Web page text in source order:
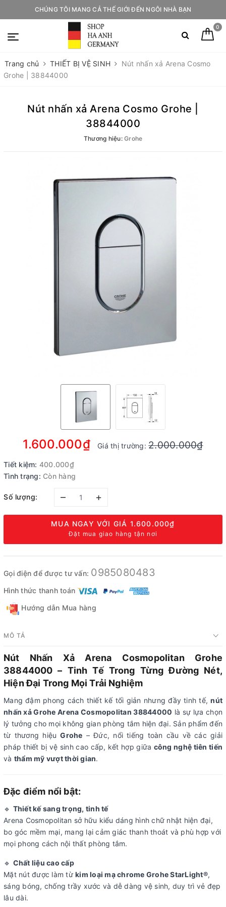
CHÚNG TÔI MANG CẢ THẾ GIỚI ĐẾN NGÔI NHÀ BẠN
0
Trang chủ THIẾT BỊ VỆ SINH
Nút nhấn xả Arena Cosmo
Grohe | 38844000
Nút nhấn xả Arena Cosmo Grohe |
38844000
Thương hiệu: Grohe
1.600.000₫ Giá thị trường:2.000.000₫
Tiết kiệm: 400.000₫
Tình trạng: Còn hàng
Số lượng: – +
MUA NGAY VỚI GIÁ 1.600.000₫
Đặt mua giao hàng tận nơi
Gọi điện để được tư vấn: 0985080483
Hình thức thanh toán
Hướng dẫn Mua hàng
MÔ TẢ
Nút Nhấn Xả Arena Cosmopolitan Grohe
38844000 – Tinh Tế Trong Từng Đường Nét,
Hiện Đại Trong Mọi Trải Nghiệm
Mang đậm phong cách thiết kế tối giản nhưng đầy tinh tế,nút
nhấn xả Grohe Arena Cosmopolitan 38844000 là sự lựa chọn
lý tưởng cho mọi không gian phòng tắm hiện đại. Sản phẩm đến
từ thương hiệuGrohe – Đức, nổi tiếng toàn cầu về các giải
pháp thiết bị vệ sinh cao cấp, kết hợp giữa công nghệ tiên tiến
và thẩm mỹ vượt thời gian.
Đặc điểm nổi bật:
🔹 Thiết kế sang trọng, tinh tế
Arena Cosmopolitan sở hữu kiểu dáng hình chữ nhật hiện đại,
bo góc mềm mại, mang lại cảm giác thanh thoát và phù hợp với
mọi phong cách nội thất phòng tắm.
🔹 Chất liệu cao cấp
Mặt nút được làm từ kim loại mạ chrome Grohe StarLight®,
sáng bóng, chống trầy xước và dễ dàng vệ sinh, duy trì vẻ đẹp
lâu dài.